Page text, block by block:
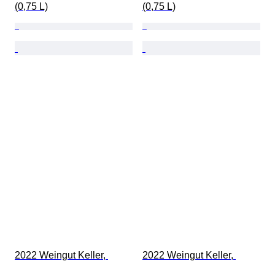
(0,75 L)
(0,75 L)
2022 Weingut Keller,
2022 Weingut Keller,